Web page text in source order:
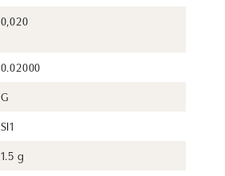
0,020
0.02000
G
SI1
1.5 g